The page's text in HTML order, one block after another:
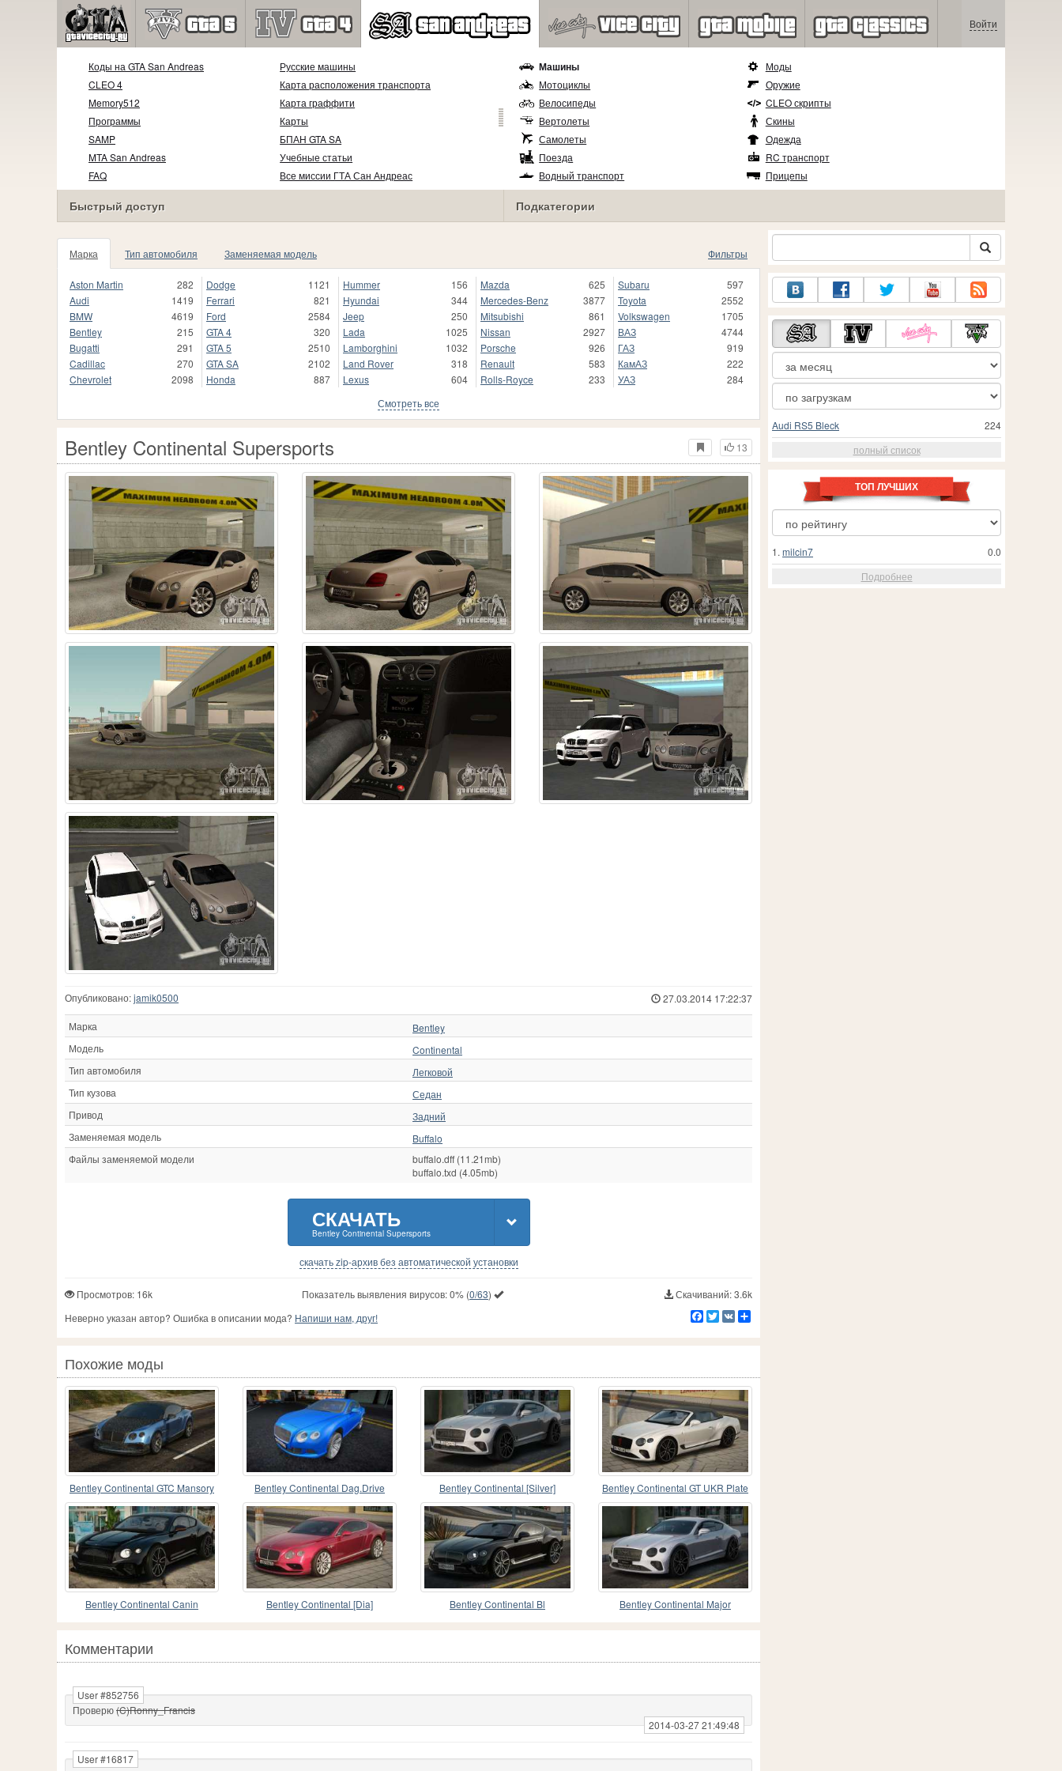
Войти
Коды на GTA San Andreas
CLEO 4
Memory512
Программы
SAMP
MTA San Andreas
FAQ
Русские машины
Карта расположения транспорта
Карта граффити
Карты
БПАН GTA SA
Учебные статьи
Все миссии ГТА Сан Андреас
Быстрый доступ
Машины
Мотоциклы
Велосипеды
Вертолеты
Самолеты
Поезда
Водный транспорт
Моды
Оружие
CLEO скрипты
Скины
Одежда
RC транспорт
Прицепы
Подкатегории
Марка Тип автомобиля Заменяемая модель Фильтры
Aston Martin
282
Audi
1419
BMW
4619
Bentley
215
Bugatti
291
Cadillac
270
Chevrolet
2098
Dodge
1121
Ferrari
821
Ford
2584
GTA 4
320
GTA 5
2510
GTA SA
2102
Honda
887
Hummer
156
Hyundai
344
Jeep
250
Lada
1025
Lamborghini
1032
Land Rover
318
Lexus
604
Mazda
625
Mercedes-Benz
3877
Mitsubishi
861
Nissan
2927
Porsche
926
Renault
583
Rolls-Royce
233
Subaru
597
Toyota
2552
Volkswagen
1705
ВАЗ
4744
ГАЗ
919
КамАЗ
222
УАЗ
284
Смотреть все
13
Bentley Continental Supersports
Опубликовано:jamik0500 27.03.2014 17:22:37
Марка
Bentley
Модель
Continental
Тип автомобиля
Легковой
Тип кузова
Седан
Привод
Задний
Заменяемая модель
Buffalo
Файлы заменяемой модели
buffalo.dff (11.21mb)
buffalo.txd (4.05mb)
СКАЧАТЬ
Bentley Continental Supersports
скачать zip-архив без автоматической установки
Просмотров: 16k Показатель выявления вирусов:0%(0/63)
Скачиваний: 3.6k
Неверно указан автор? Ошибка в описании мода? Напиши нам, друг! Facebook
Twitter
VK
Похожие моды
Bentley Continental GTC Mansory Bentley Continental Dag.Drive Bentley Continental [Silver] Bentley Continental GT UKR Plate
Bentley Continental Canin Bentley Continental [Dia] Bentley Continental Bl Bentley Continental Major
Комментарии
Проверю(C)Ronny_Francis
User #852756
2014-03-27 21:49:48
User #16817
224
Audi RS5 Bleck
полный список
ТОП ЛУЧШИХ
0.0
1. milcin7
Подробнее